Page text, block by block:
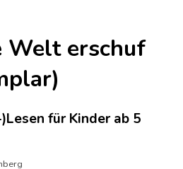
Welt erschuf
für Kinder ab 5